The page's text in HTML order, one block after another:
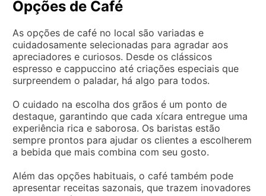
Opções de Café
As opções de café no local são variadas e
cuidadosamente selecionadas para agradar aos
apreciadores e curiosos. Desde os clássicos
espresso e cappuccino até criações especiais que
surpreendem o paladar, há algo para todos.
O cuidado na escolha dos grãos é um ponto de
destaque, garantindo que cada xícara entregue uma
experiência rica e saborosa. Os baristas estão
sempre prontos para ajudar os clientes a escolherem
a bebida que mais combina com seu gosto.
Além das opções habituais, o café também pode
apresentar receitas sazonais, que trazem inovadores